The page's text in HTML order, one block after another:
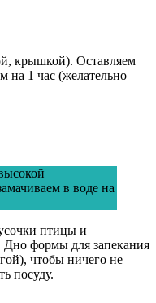
крышкой). Оставляем
на 1 час (желательно
в воде на
птицы и
формы для запекания
чтобы ничего не
посуду.